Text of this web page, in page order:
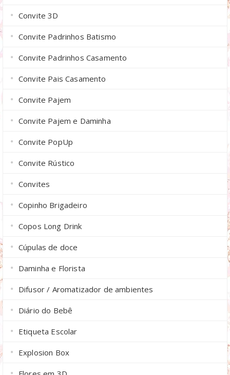
Convite 3D
Convite Padrinhos Batismo
Convite Padrinhos Casamento
Convite Pais Casamento
Convite Pajem
Convite Pajem e Daminha
Convite PopUp
Convite Rústico
Convites
Copinho Brigadeiro
Copos Long Drink
Cúpulas de doce
Daminha e Florista
Difusor / Aromatizador de ambientes
Diário do Bebê
Etiqueta Escolar
Explosion Box